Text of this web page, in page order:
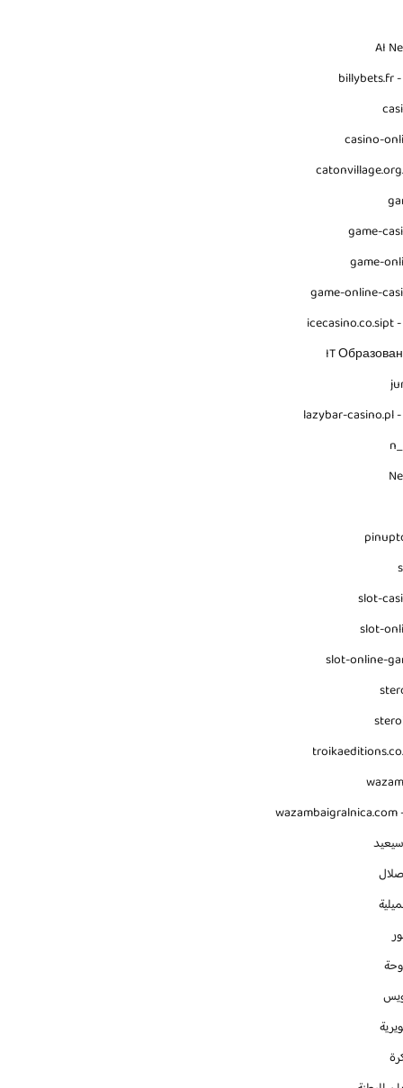
AI
billybets.fr -
casino-
game-
game-
game-online-
icecasino.co.sipt
IT
lazybar-casino.pl
slot-
slot-
slot-online-
wazambaigralnica.com